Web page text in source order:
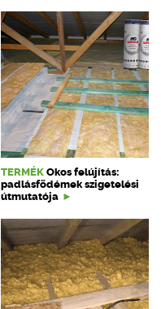
TERMÉK Okos felújítás:
padlásfödémek szigetelési
útmutatója